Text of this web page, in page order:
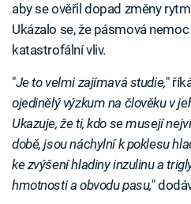
aby se ověřil dopad změny
Ukázalo se, že pásmová
katastrofální vliv.
"Je to velmi zajímavá studie,"
ojedinělý výzkum na člověku v
Ukazuje, že ti, kdo se musejí
době, jsou náchylní k poklesu
ke zvýšení hladiny inzulinu a
hmotnosti a obvodu pasu,"